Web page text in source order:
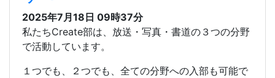
2025年7月18日 09時37分
私たちCreate部は、放送・写真・書道の３つの分野
で活動しています。
１つでも、２つでも、全ての分野への入部も可能で